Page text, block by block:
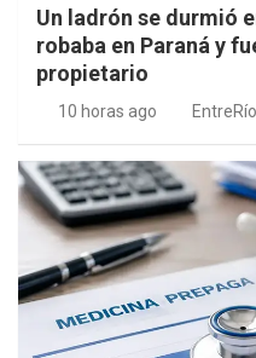
Un ladrón se durmió
robaba en Paraná y
propietario
10 horas ago